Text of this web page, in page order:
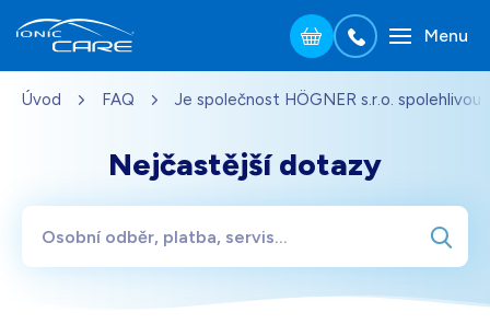
Přejít na hlavní obsah
Menu
Úvod FAQ Je společnost HÖGNER s.r.o. spolehlivou
Nejčastější dotazy
Dřevo dub 3 990
Skladem - doprava zdarma Dárek pro vás při zadání kódu